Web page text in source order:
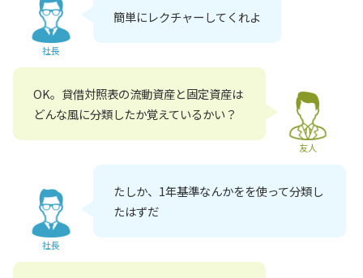
社長
簡単にレクチャーしてくれよ
OK。貸借対照表の流動資産と固定資産は
どんな風に分類したか覚えているかい？
友人
社長
たしか、1年基準なんかをを使って分類し
たはずだ